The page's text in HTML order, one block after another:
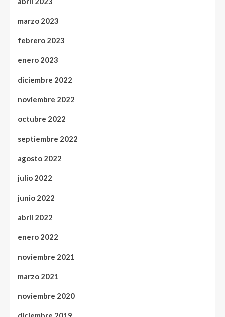
marzo 2023
febrero 2023
enero 2023
diciembre 2022
noviembre 2022
octubre 2022
septiembre 2022
agosto 2022
julio 2022
junio 2022
abril 2022
enero 2022
noviembre 2021
marzo 2021
noviembre 2020